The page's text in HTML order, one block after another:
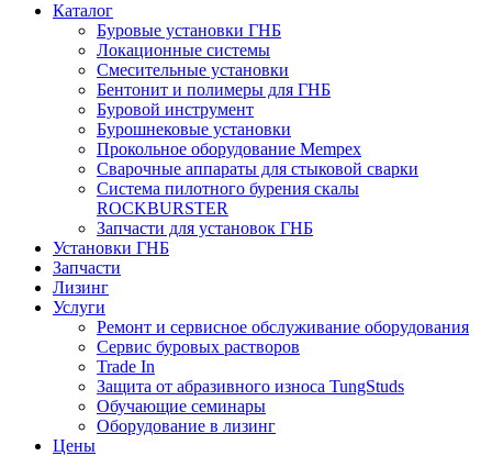
Каталог
Буровые установки ГНБ
Локационные системы
Смесительные установки
Бентонит и полимеры для ГНБ
Буровой инструмент
Бурошнековые установки
Прокольное оборудование Mempex
Сварочные аппараты для стыковой сварки
Система пилотного бурения скалы
ROCKBURSTER
Запчасти для установок ГНБ
Установки ГНБ
Запчасти
Лизинг
Услуги
Ремонт и сервисное обслуживание оборудования
Сервис буровых растворов
Trade In
Защита от абразивного износа TungStuds
Обучающие семинары
Оборудование в лизинг
Цены